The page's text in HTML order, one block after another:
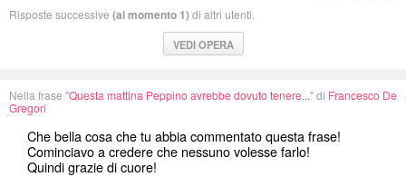
Risposte successive (al momento 1)di altri utenti.
VEDI OPERA
Nella frase "Questa mattina Peppino avrebbe dovuto tenere..." di Francesco De
Gregori
Che bella cosa che tu abbia commentato questa frase!
Cominciavo a credere che nessuno volesse farlo!
Quindi grazie di cuore!